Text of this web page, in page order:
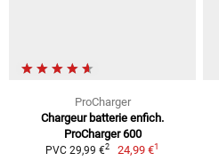
ProCharger
Chargeur batterie enfich.
ProCharger 600
PVC 29,99 €2 24,99 €1